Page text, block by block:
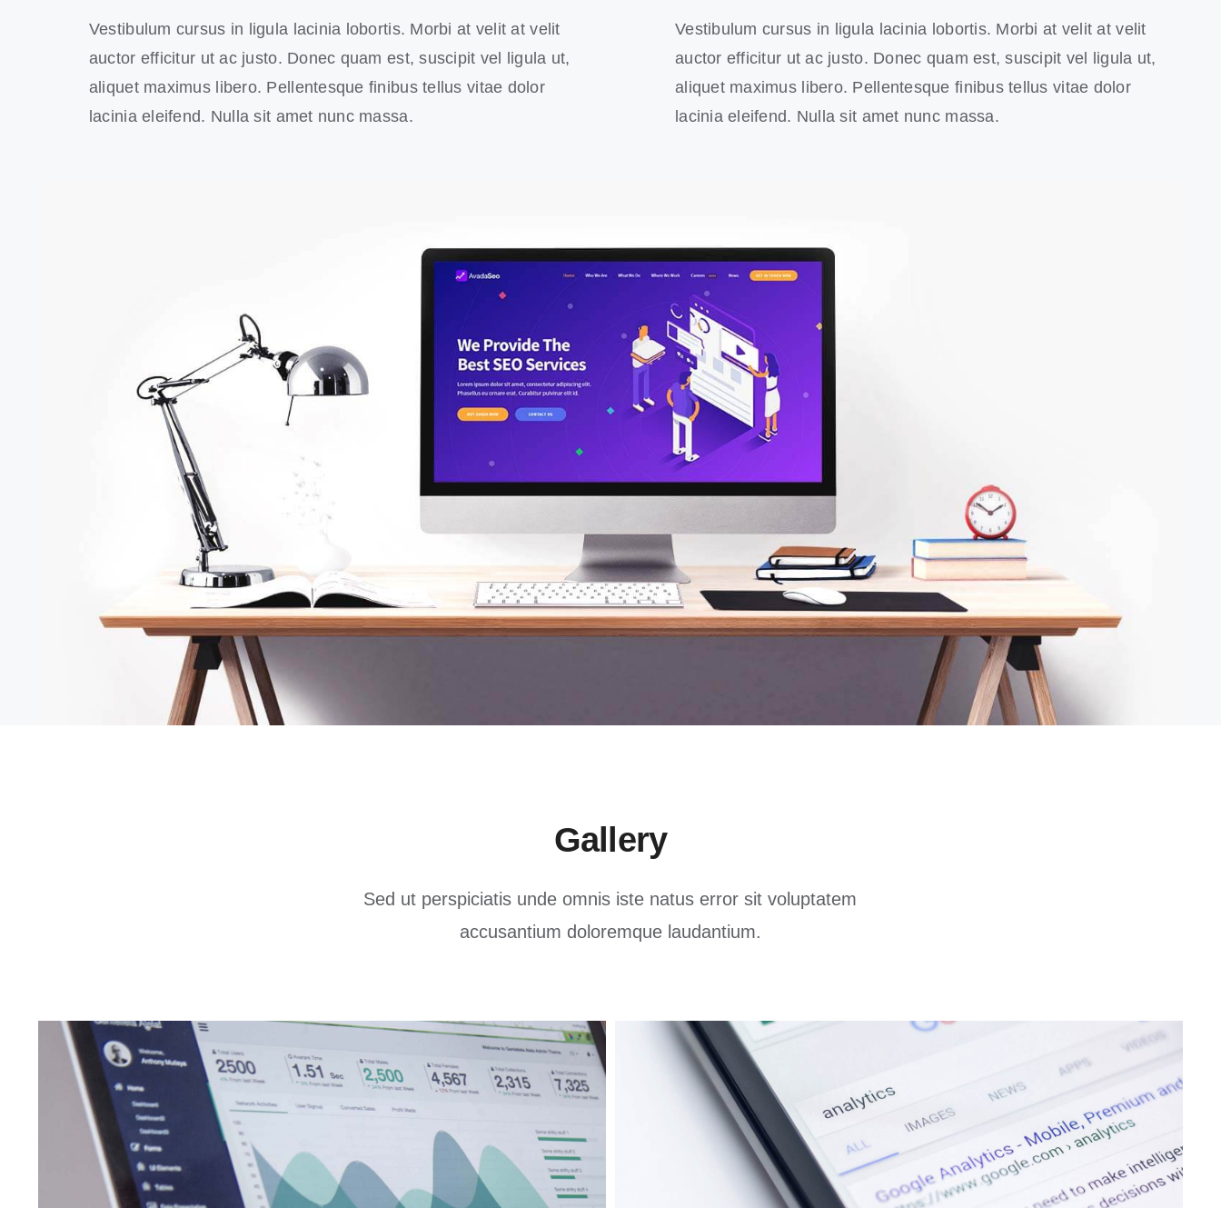
Vestibulum cursus in ligula lacinia lobortis. Morbi at velit at velit
auctor efficitur ut ac justo. Donec quam est, suscipit vel ligula ut,
aliquet maximus libero. Pellentesque finibus tellus vitae dolor
lacinia eleifend. Nulla sit amet nunc massa.
Vestibulum cursus in ligula lacinia lobortis. Morbi at velit at velit
auctor efficitur ut ac justo. Donec quam est, suscipit vel ligula ut,
aliquet maximus libero. Pellentesque finibus tellus vitae dolor
lacinia eleifend. Nulla sit amet nunc massa.
Gallery
Sed ut perspiciatis unde omnis iste natus error sit voluptatem
accusantium doloremque laudantium.